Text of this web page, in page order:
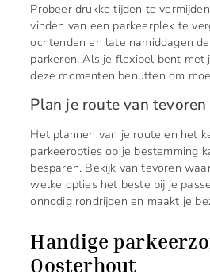
Probeer drukke tijden te
vinden van een parkeerplek te
ochtenden en late namiddagen
parkeren. Als je flexibel bent met
deze momenten benutten om
Plan je route van tevoren
Het plannen van je route en het
parkeeropties op je bestemming
besparen. Bekijk van tevoren
welke opties het beste bij je
onnodig rondrijden en maakt je
Handige
Oosterhout